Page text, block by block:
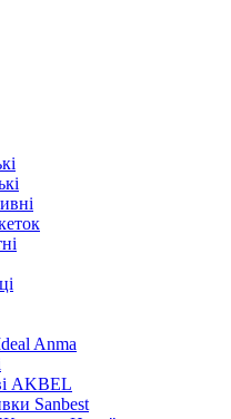
Anma
AKBEL
Sanbest